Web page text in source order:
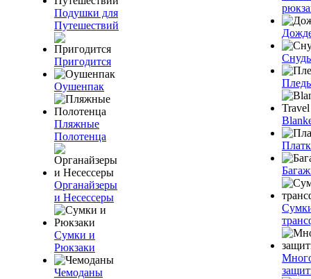
Подушки для
Путешествий
Пригодится
Оушенпак
Пляжные
Полотенца
Органайзеры
и Несессеры
Сумки и
Рюкзаки
Чемоданы